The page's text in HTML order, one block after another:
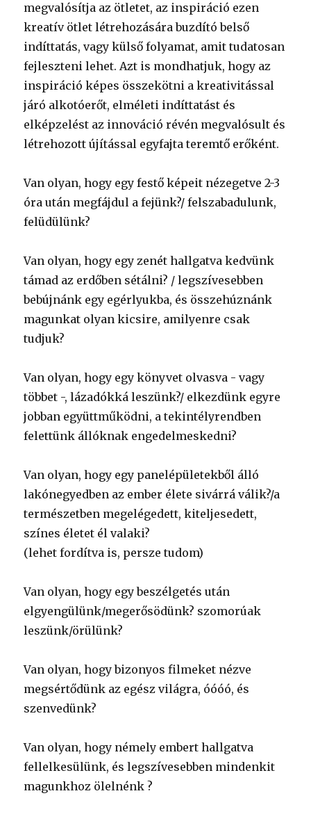
megvalósítja az ötletet, az inspiráció ezen
kreatív ötlet létrehozására buzdító belső
indíttatás, vagy külső folyamat, amit tudatosan
fejleszteni lehet. Azt is mondhatjuk, hogy az
inspiráció képes összekötni a kreativitással
járó alkotóerőt, elméleti indíttatást és
elképzelést az innováció révén megvalósult és
létrehozott újítással egyfajta teremtő erőként.
Van olyan, hogy egy festő képeit nézegetve 2-3
óra után megfájdul a fejünk?/ felszabadulunk,
felüdülünk?
Van olyan, hogy egy zenét hallgatva kedvünk
támad az erdőben sétálni? / legszívesebben
bebújnánk egy egérlyukba, és összehúznánk
magunkat olyan kicsire, amilyenre csak
tudjuk?
Van olyan, hogy egy könyvet olvasva - vagy
többet -, lázadókká leszünk?/ elkezdünk egyre
jobban együttműködni, a tekintélyrendben
felettünk állóknak engedelmeskedni?
Van olyan, hogy egy panelépületekből álló
lakónegyedben az ember élete sivárrá válik?/a
természetben megelégedett, kiteljesedett,
színes életet él valaki?
(lehet fordítva is, persze tudom)
Van olyan, hogy egy beszélgetés után
elgyengülünk/megerősödünk? szomorúak
leszünk/örülünk?
Van olyan, hogy bizonyos filmeket nézve
megsértődünk az egész világra, óóóó, és
szenvedünk?
Van olyan, hogy némely embert hallgatva
fellelkesülünk, és legszívesebben mindenkit
magunkhoz ölelnénk ?